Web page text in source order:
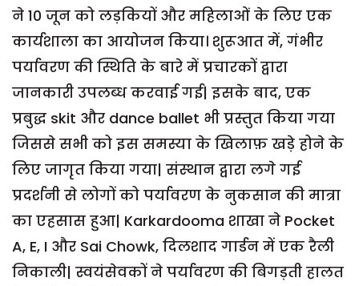
ने 10 जून को लड़कियों और महिलाओं के लिए एक
कार्यशाला का आयोजन किया। शुरूआत में, गंभीर
पर्यावरण की स्थिति के बारे में प्रचारकों द्वारा
जानकारी उपलब्ध करवाई गई| इसके बाद, एक
प्रबुद्ध skit और dance ballet भी प्रस्तुत किया गया
जिससे सभी को इस समस्या के खिलाफ़ खड़े होने के
लिए जागृत किया गया| संस्थान द्वारा लगे गई
प्रदर्शनी से लोगों को पर्यावरण के नुकसान की मात्रा
का एहसास हुआ| Karkardooma शाखा ने Pocket
A, E, I और Sai Chowk, दिलशाद गार्डन में एक रैली
निकाली| स्वयंसेवकों ने पर्यावरण की बिगड़ती हालत